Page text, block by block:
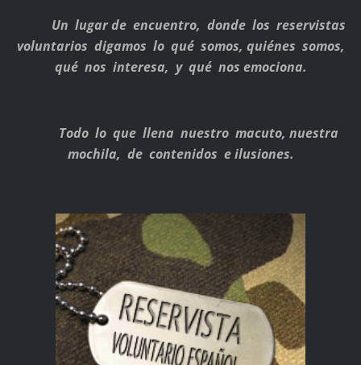
Un lugar de encuentro, donde los reservistas
voluntarios digamos lo qué somos, quiénes somos,
qué nos interesa, y qué nos emociona.
Todo lo que llena nuestro macuto, nuestra
mochila, de contenidos e ilusiones.